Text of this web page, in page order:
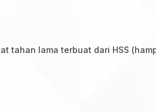
tahan lama terbuat dari HSS